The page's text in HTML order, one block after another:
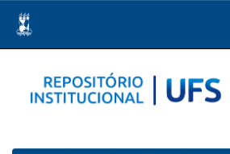
navigation